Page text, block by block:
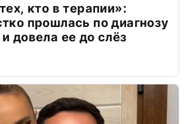
кто в терапии»:
прошлась по диагнозу
довела ее до слёз